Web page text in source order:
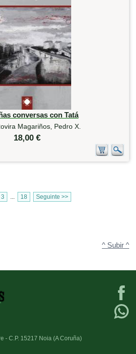
conversas con Tatá
Magariños, Pedro X.
18,00 €
3 18 Seguinte >>
^ Subir ^
- C.P. 15217 Noia (A Coruña)